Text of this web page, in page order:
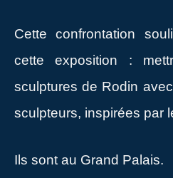
Cette confrontation
cette exposition :
sculptures de Rodin
sculpteurs, inspirées par
Ils sont au Grand Palais.